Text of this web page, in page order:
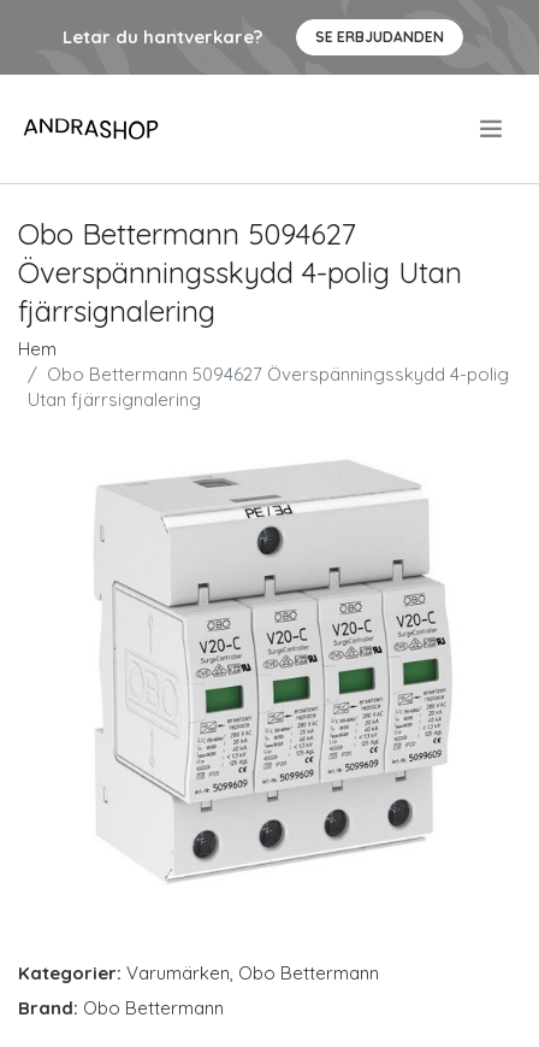
Letar du hantverkare? SE ERBJUDANDEN
Obo Bettermann 5094627
Överspänningsskydd 4-polig Utan
fjärrsignalering
Hem
Obo Bettermann 5094627 Överspänningsskydd 4-polig
Utan fjärrsignalering
Kategorier: Varumärken, Obo Bettermann
Brand: Obo Bettermann